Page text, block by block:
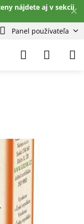
✕
nájdete aj v sekcii
Panel používateľa